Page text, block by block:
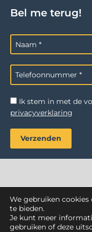
Bel me terug!
Ik stem in met de
privacyverklaring
AZ Reiniging. Alle
Webdesign Vanoo Media
We gebruiken
te bieden.
Je kunt meer
gebruiken of deze